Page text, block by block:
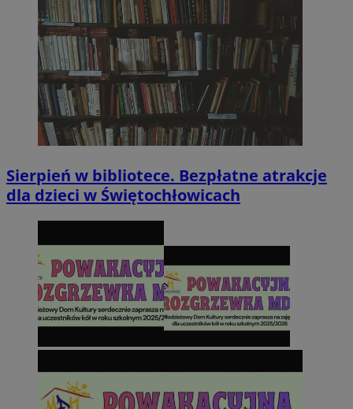
Sierpień w bibliotece. Bezpłatne atrakcje
dla dzieci w Świętochłowicach